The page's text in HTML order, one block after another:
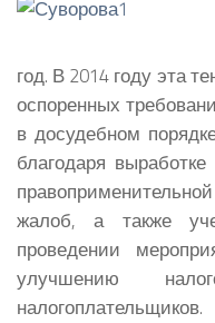
год. В 2014 году эта
оспоренных
в досудебном
благодаря
жалоб, а также
проведении
улучшению
налогоплательщиков.